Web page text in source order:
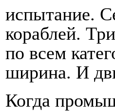
испытание.
кораблей.
по всем
ширина. И
Когда